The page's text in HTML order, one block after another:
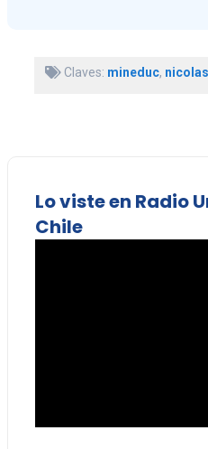
Claves: mineduc,
Lo viste en Radio
Chile